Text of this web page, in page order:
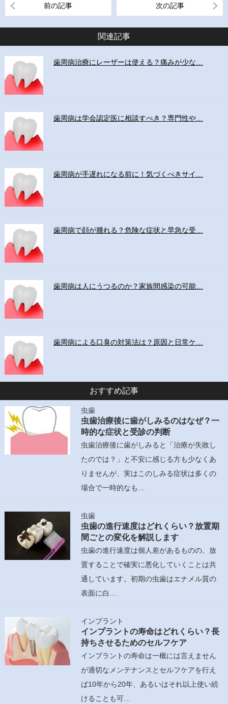
前の記事 次の記事
関連記事
歯周病治療にレーザーは使える？痛みが少な…
歯周病は学会認定医に相談すべき？専門性や…
歯周病が手遅れになる前に！気づくべきサイ…
歯周病で顔が腫れる？危険な症状と早急な受…
歯周病は人にうつるのか？家族間感染の可能…
歯周病による口臭の対策法は？原因と日常ケ…
おすすめ記事
虫歯
虫歯治療後に歯がしみるのはなぜ？一
時的な症状と受診の判断
虫歯治療後に歯がしみると「治療が失敗し
たのでは？」と不安に感じる方も少なくあ
りませんが、実はこのしみる症状は多くの
場合で一時的なも…
虫歯
虫歯の進行速度はどれくらい？放置期
間ごとの変化を解説します
虫歯の進行速度は個人差があるものの、放
置することで確実に悪化していくことは共
通しています。初期の虫歯はエナメル質の
表面に白…
インプラント
インプラントの寿命はどれくらい？長
持ちさせるためのセルフケア
インプラントの寿命は一概には言えません
が適切なメンテナンスとセルフケアを行え
ば10年から20年、あるいはそれ以上使い続
けることも可…